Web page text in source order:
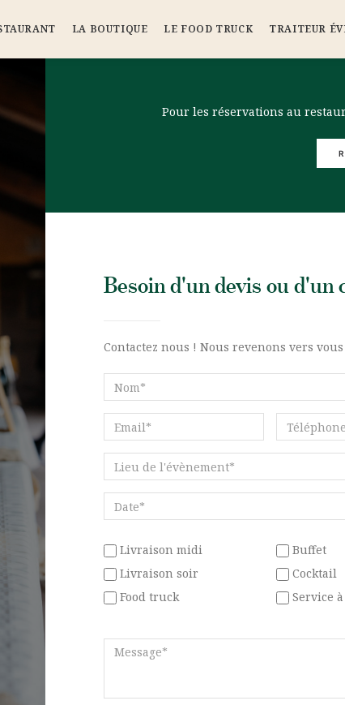
LA BOUTIQUE LE FOOD TRUCK TRAITEUR
Pour les réservations au
Besoin d'un devis ou d'un
Contactez nous ! Nous revenons vers
Nom*
Email* Téléphone*
Lieu
de
l'évènement*
Date*
Type
de
prestation*
Livraison midi
Livraison soir
Food truck
Type
de
prestation*
Buffet
Cocktail
Service
Message*